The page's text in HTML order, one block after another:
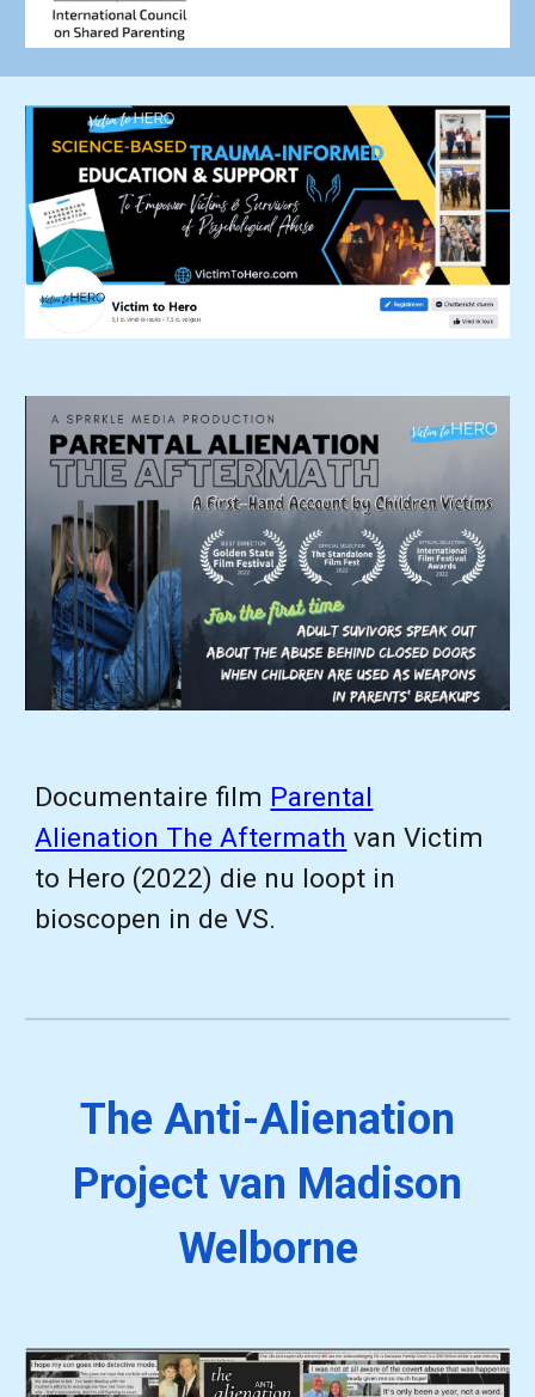
Documentaire film Parental
Alienation The Aftermath van Victim
to Hero (2022) die nu loopt in
bioscopen in de VS.
The Anti-Alienation
Project van Madison
Welborne